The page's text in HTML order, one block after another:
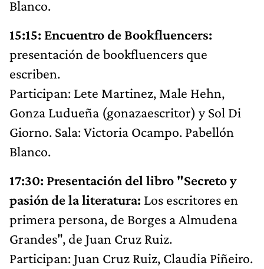
Blanco.
15:15: Encuentro de Bookfluencers:
presentación de bookfluencers que
escriben.
Participan: Lete Martinez, Male Hehn,
Gonza Ludueña (gonazaescritor) y Sol Di
Giorno. Sala: Victoria Ocampo. Pabellón
Blanco.
17:30: Presentación del libro "Secreto y
pasión de la literatura: Los escritores en
primera persona, de Borges a Almudena
Grandes", de Juan Cruz Ruiz.
Participan: Juan Cruz Ruiz, Claudia Piñeiro.